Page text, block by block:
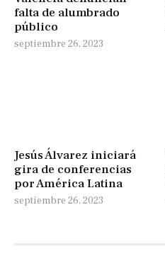
falta de alumbrado
público
septiembre 26, 2023
Jesús Álvarez iniciará
gira de conferencias
por América Latina
septiembre 26, 2023